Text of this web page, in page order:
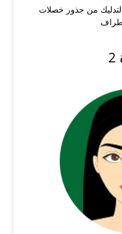
من جذور خصلات